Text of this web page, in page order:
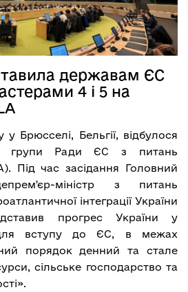
державам ЄС
4 і 5 на
Брюсселі, Бельгії, відбулося
групи Ради ЄС з питань
Під час засідання Головний
міністр з питань
інтеграції України
прогрес України у
вступу до ЄС, в межах
порядок денний та стале
сільське господарство та